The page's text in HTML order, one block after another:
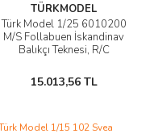
TÜRKMODEL
Türk Model 1/25 6010200
M/S Follabuen İskandinav
Balıkçı Teknesi, R/C
Maketi
15.013,56 TL